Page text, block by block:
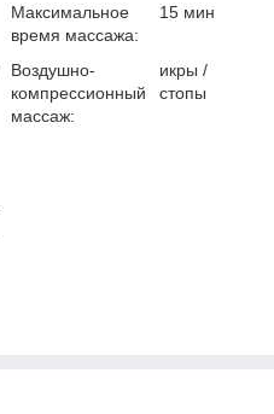
Максимальное
время массажа:
15 мин
Воздушно-
компрессионный
массаж:
икры /
стопы